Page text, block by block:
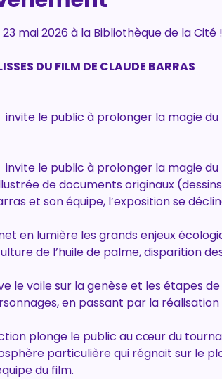
mai 2026 à la Bibliothèque de la Cité !
DU FILM DE CLAUDE BARRAS
invite le public à prolonger la magie
invite le public à prolonger la magie
de documents originaux
et son équipe, l’exposition se
en lumière les grands enjeux
de l’huile de palme, disparition
le voile sur la genèse et les étapes
en passant par la réalisation
plonge le public au cœur du
particulière qui régnait sur le
du film.